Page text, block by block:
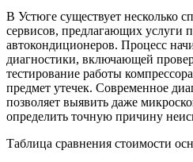
В Устюге существует несколько
сервисов, предлагающих услуги
автокондиционеров. Процесс
диагностики, включающей
тестирование работы
предмет утечек. Современное
позволяет выявить даже
определить точную причину
Таблица сравнения стоимости